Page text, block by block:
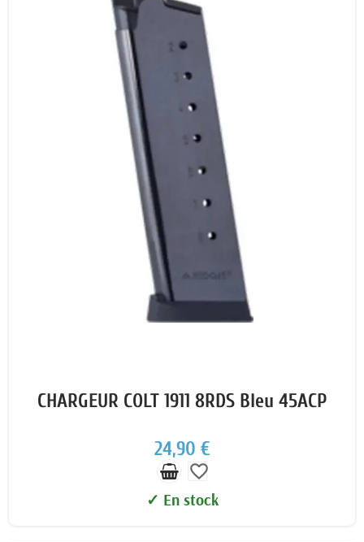
CHARGEUR COLT 1911 8RDS Bleu 45ACP
24,90 €
favorite_border
✓ En stock